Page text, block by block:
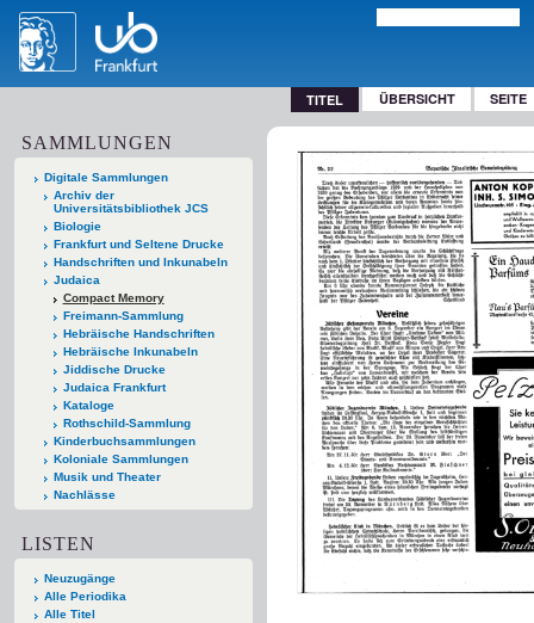
TITEL ÜBERSICHT SEITE
SAMMLUNGEN
Digitale Sammlungen
Archiv der
Universitätsbibliothek JCS
Biologie
Frankfurt und Seltene Drucke
Handschriften und Inkunabeln
Judaica
Compact Memory
Freimann-Sammlung
Hebräische Handschriften
Hebräische Inkunabeln
Jiddische Drucke
Judaica Frankfurt
Kataloge
Rothschild-Sammlung
Kinderbuchsammlungen
Koloniale Sammlungen
Musik und Theater
Nachlässe
LISTEN
Neuzugänge
Alle Periodika
Alle Titel